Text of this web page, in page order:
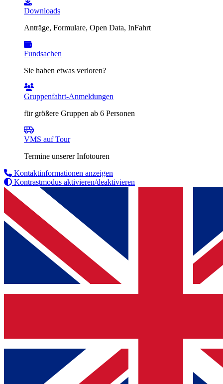
Downloads
Anträge, Formulare, Open Data, InFahrt
Fundsachen
Sie haben etwas verloren?
Gruppenfahrt-Anmeldungen
für größere Gruppen ab 6 Personen
VMS auf Tour
Termine unserer Infotouren
Kontaktinformationen anzeigen
Kontrastmodus aktivieren/deaktivieren